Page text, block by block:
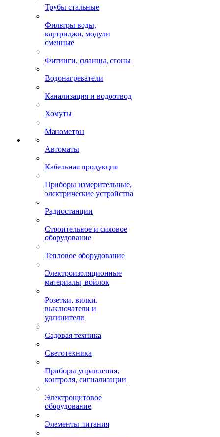
Трубы стальные
Фильтры воды,
картриджи, модули
сменные
Фитинги, фланцы, сгоны
Водонагреватели
Канализация и водоотвод
Хомуты
Манометры
Автоматы
Кабельная продукция
Приборы измерительные,
электрические устройства
Радиостанции
Строительное и силовое
оборудование
Тепловое оборудование
Электроизоляционные
материалы, войлок
Розетки, вилки,
выключатели и
удлинители
Садовая техника
Светотехника
Приборы управления,
контроля, сигнализации
Электрощитовое
оборудование
Элементы питания